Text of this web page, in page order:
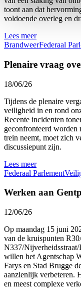
toont aan dat
voldoende overleg en
Lees meer
BrandweerFederaal
Plenaire vraag
18/06/26
Tijdens de plenaire
veiligheid in en rond
Recente incidenten
geconfronteerd worden
trein neemt, moet zich
discussiepunt zijn.
Lees meer
Federaal Parlement
Werken aan
12/06/26
Op maandag 15 juni
van de kruispunten
N337/
willen het Agentschap
Farys en Stad Brugge
aanzienlijk verbeteren.
en meest complexe